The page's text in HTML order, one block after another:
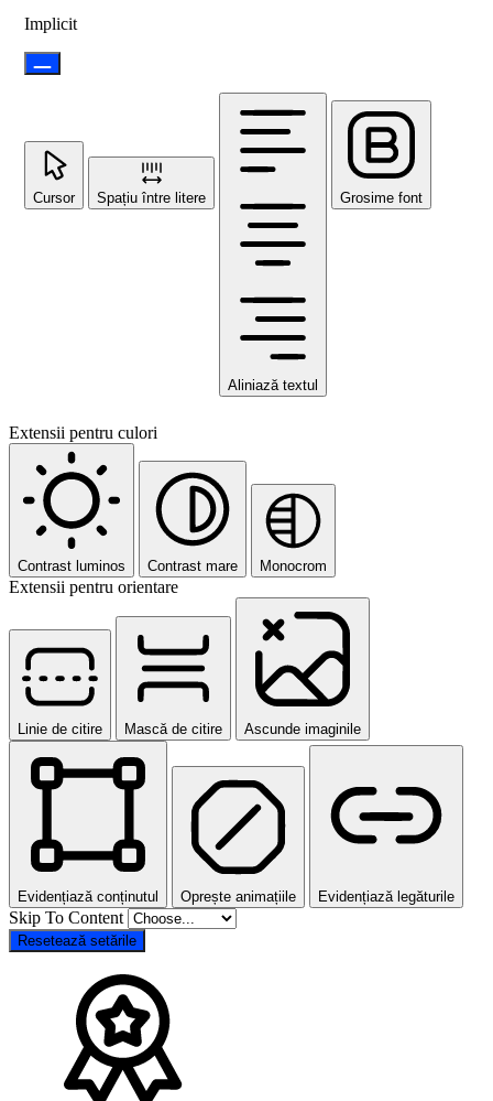
Implicit
Cursor Spațiu între litere
Aliniază textul
Grosime font
Extensii pentru culori
Contrast luminos Contrast mare Monocrom
Extensii pentru orientare
Linie de citire Mască de citire Ascunde imaginile
Evidențiază conținutul Oprește animațiile Evidențiază legăturile
Skip To Content
Resetează setările